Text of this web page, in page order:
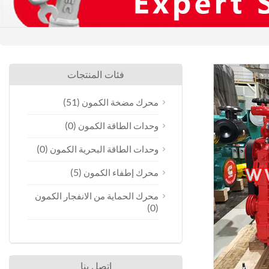
فئات المنتجات
محرك مضخة الكمون (51)
وحدات الطاقة الكمون (0)
وحدات الطاقة البحرية الكمون (0)
محرك إطفاء الكمون (5)
محرك الحماية من الانفجار الكمون
(0)
اتصل بنا